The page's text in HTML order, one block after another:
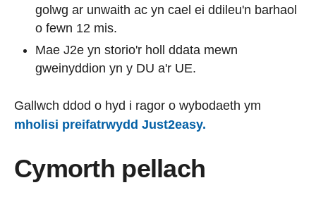
golwg ar unwaith ac yn cael ei ddileu'n barhaol
o fewn 12 mis.
Mae J2e yn storio'r holl ddata mewn
gweinyddion yn y DU a'r UE.
Gallwch ddod o hyd i ragor o wybodaeth ym
mholisi preifatrwydd Just2easy.
Cymorth pellach